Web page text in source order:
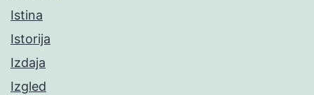
Istina
Istorija
Izdaja
Izgled